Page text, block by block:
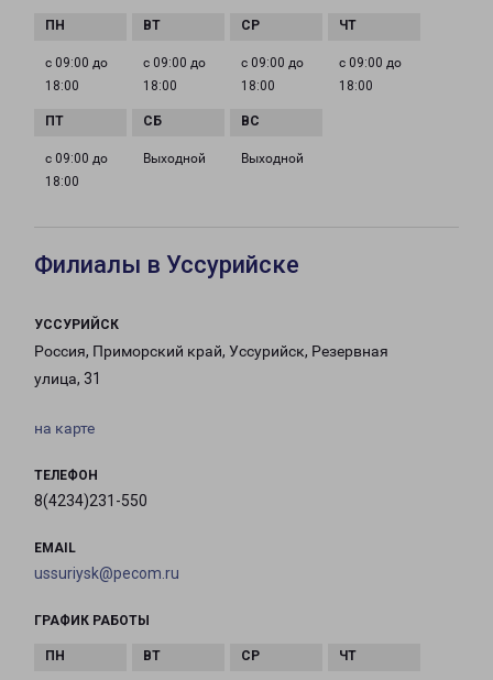
с 09:00 до
18:00
с 09:00 до
18:00
с 09:00 до
18:00
с 09:00 до
18:00
с 09:00 до
18:00
Выходной Выходной
Филиалы в Уссурийске
УССУРИЙСК
Россия, Приморский край, Уссурийск, Резервная
улица, 31
на карте
ТЕЛЕФОН
8(4234)231-550
EMAIL
ussuriysk@pecom.ru
ГРАФИК РАБОТЫ